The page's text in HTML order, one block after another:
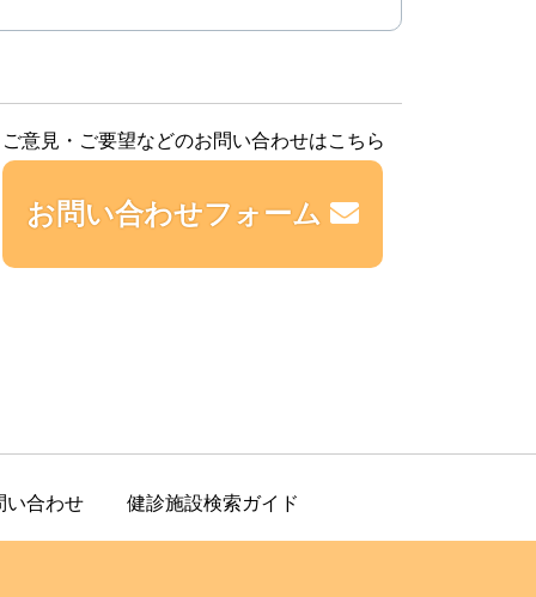
ご意見・ご要望などのお問い合わせはこちら
お問い合わせフォーム
い合わせ 健診施設検索ガイド